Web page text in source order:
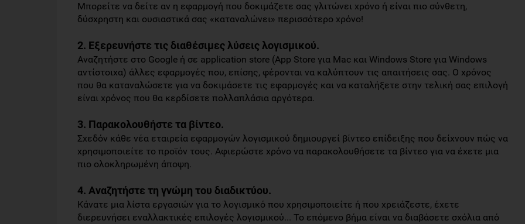
Μπορείτε να δείτε αν η εφαρμογή που δοκιμάζετε σας γλιτώνει χρόνο ή είναι πιο σύνθετη,
δύσχρηστη και ουσιαστικά σας «καταναλώνει» περισσότερο χρόνο!
2. Εξερευνήστε τις διαθέσιμες λύσεις λογισμικού.
Αναζητήστε στο Google ή σε application store (App Store για Mac και Windows Store για Windows
αντίστοιχα) άλλες εφαρμογές που, επίσης, φέρονται να καλύπτουν τις απαιτήσεις σας. Ο χρόνος
που θα καταναλώσετε για να δοκιμάσετε τις εφαρμογές και να καταλήξετε στην τελική σας επιλογή
είναι χρόνος που θα κερδίσετε πολλαπλάσια αργότερα.
3. Παρακολουθήστε τα βίντεο.
Σχεδόν κάθε νέα εταιρεία εφαρμογών λογισμικού δημιουργεί βίντεο επίδειξης που δείχνουν πώς να
χρησιμοποιείτε το προϊόν τους. Αφιερώστε χρόνο να παρακολουθήσετε τα βίντεο για να έχετε μια
πιο ολοκληρωμένη άποψη.
4. Αναζητήστε τη γνώμη του διαδικτύου.
Κάνατε μια λίστα εργασιών για το λογισμικό που χρησιμοποιείτε ή που χρειάζεστε, έχετε
διερευνήσει εναλλακτικές επιλογές λογισμικού... Το επόμενο βήμα είναι να διαβάσετε σχόλια από